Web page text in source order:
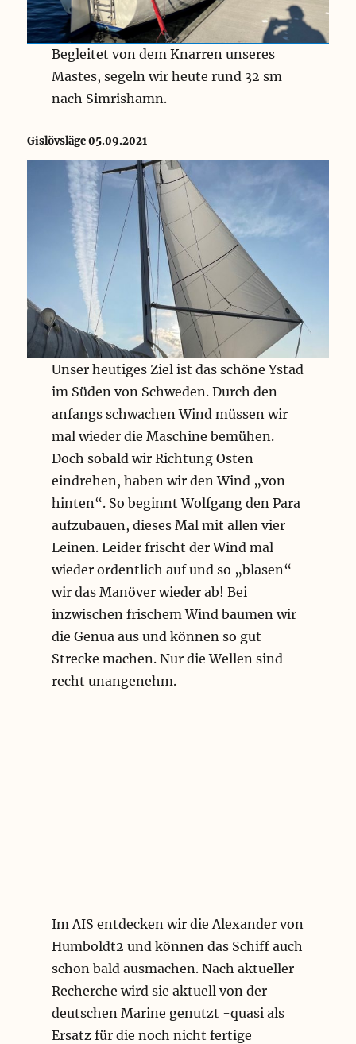
Begleitet von dem Knarren unseres
Mastes, segeln wir heute rund 32 sm
nach Simrishamn.
Gislövsläge 05.09.2021
Unser heutiges Ziel ist das schöne Ystad
im Süden von Schweden. Durch den
anfangs schwachen Wind müssen wir
mal wieder die Maschine bemühen.
Doch sobald wir Richtung Osten
eindrehen, haben wir den Wind „von
hinten“. So beginnt Wolfgang den Para
aufzubauen, dieses Mal mit allen vier
Leinen. Leider frischt der Wind mal
wieder ordentlich auf und so „blasen“
wir das Manöver wieder ab! Bei
inzwischen frischem Wind baumen wir
die Genua aus und können so gut
Strecke machen. Nur die Wellen sind
recht unangenehm.
Im AIS entdecken wir die Alexander von
Humboldt2 und können das Schiff auch
schon bald ausmachen. Nach aktueller
Recherche wird sie aktuell von der
deutschen Marine genutzt -quasi als
Ersatz für die noch nicht fertige